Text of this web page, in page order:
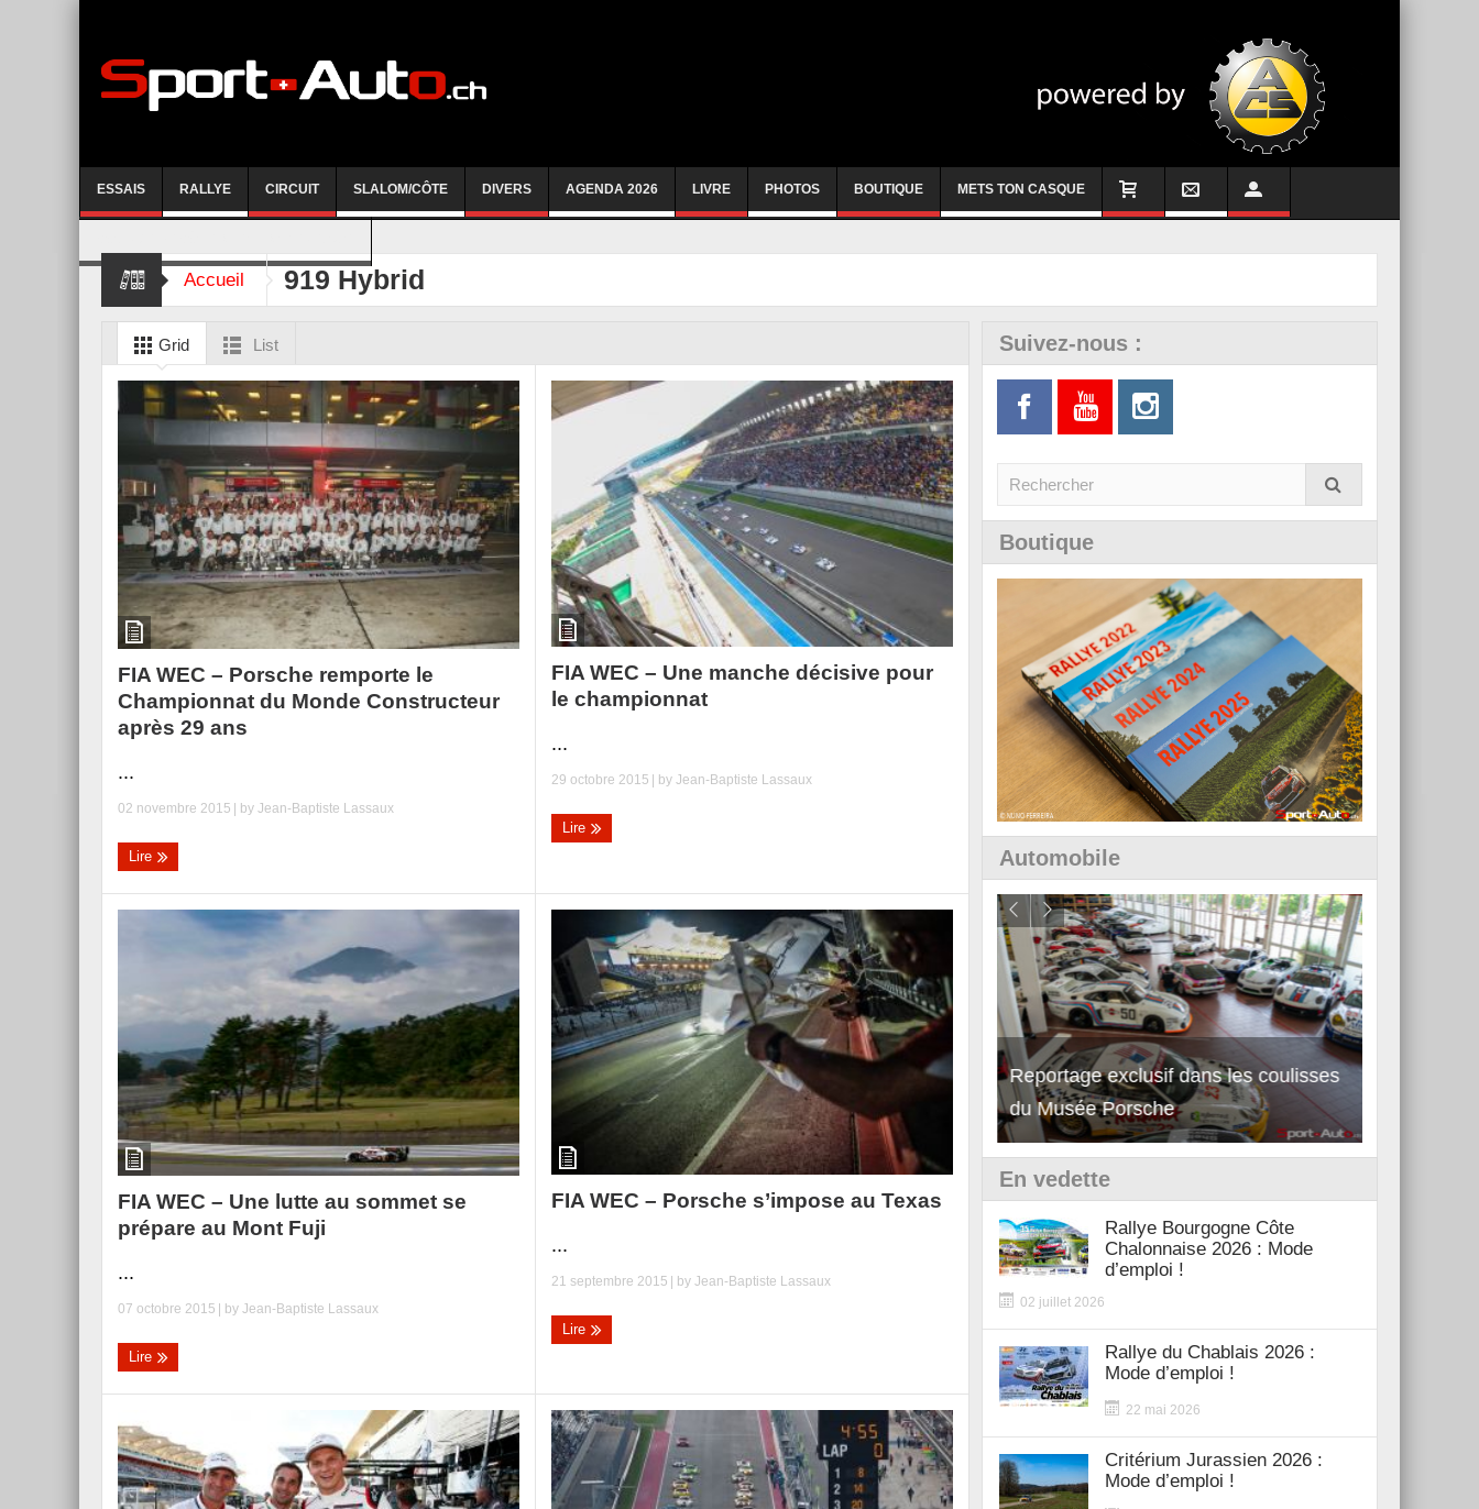
ESSAIS RALLYE CIRCUIT SLALOM/CÔTE DIVERS AGENDA 2026 LIVRE PHOTOS BOUTIQUE METS TON CASQUE
Accueil 919 Hybrid
Grid List
FIA WEC – Porsche remporte le
Championnat du Monde Constructeur
après 29 ans
...
02 novembre 2015 | by Jean-Baptiste Lassaux
Lire
FIA WEC – Une manche décisive pour
le championnat
...
29 octobre 2015 | byJean-Baptiste Lassaux
Lire
FIA WEC – Une lutte au sommet se
prépare au Mont Fuji
...
07 octobre 2015 | by Jean-Baptiste Lassaux
Lire
FIA WEC – Porsche s’impose au Texas
...
21 septembre 2015 | byJean-Baptiste Lassaux
Lire
Suivez-nous :
Boutique
Automobile
Essai – Morgan Supersport
Reportage exclusif dans les coulisses
du Musée Porsche
En vedette
Rallye Bourgogne Côte
Chalonnaise 2026 : Mode
d’emploi !
02 juillet 2026
Rallye du Chablais 2026 :
Mode d’emploi !
22 mai 2026
Critérium Jurassien 2026 :
Mode d’emploi !